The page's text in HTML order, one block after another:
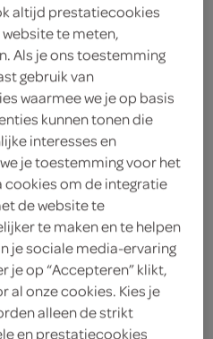
kies je winkel
altijd prestatiecookies
te meten,
Als je ons toestemming
gebruik van
waarmee we je op basis
kunnen tonen die
interesses en
je toestemming voor het
cookies om de integratie
de website te
te maken en te helpen
je sociale media-ervaring
je op “Accepteren” klikt,
al onze cookies. Kies je
alleen de strikt
en prestatiecookies